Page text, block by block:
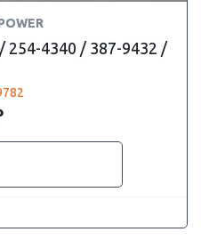
4340 / 387-9432 /